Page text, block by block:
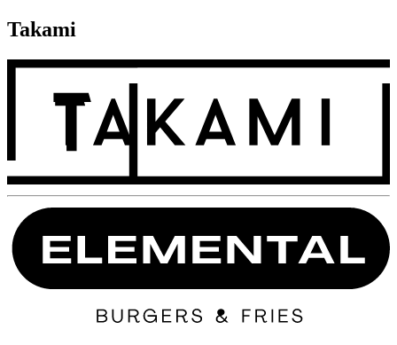
Takami